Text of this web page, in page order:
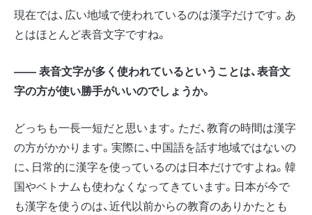
現在では、広い地域で使われているのは漢字だけです。あ
とはほとんど表音文字ですね。
―― 表音文字が多く使われているということは、表音文
字の方が使い勝手がいいのでしょうか。
どっちも一長一短だと思います。ただ、教育の時間は漢字
の方がかかります。実際に、中国語を話す地域ではないの
に、日常的に漢字を使っているのは日本だけですよね。韓
国やベトナムも使わなくなってきています。日本が今で
も漢字を使うのは、近代以前からの教育のありかたとも